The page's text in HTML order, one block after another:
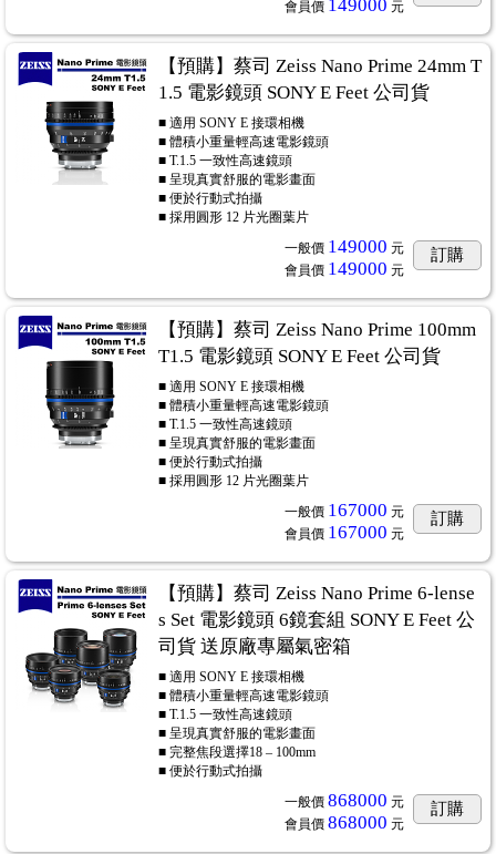
會員價 149000 元
【預購】蔡司 Zeiss Nano Prime 24mm T
1.5 電影鏡頭 SONY E Feet 公司貨
■ 適用 SONY E 接環相機
■ 體積小重量輕高速電影鏡頭
■ T.1.5 一致性高速鏡頭
■ 呈現真實舒服的電影畫面
■ 便於行動式拍攝
■ 採用圓形 12 片光圈葉片
一般價 149000 元
會員價 149000 元
訂購
【預購】蔡司 Zeiss Nano Prime 100mm
T1.5 電影鏡頭 SONY E Feet 公司貨
■ 適用 SONY E 接環相機
■ 體積小重量輕高速電影鏡頭
■ T.1.5 一致性高速鏡頭
■ 呈現真實舒服的電影畫面
■ 便於行動式拍攝
■ 採用圓形 12 片光圈葉片
一般價 167000 元
會員價 167000 元
訂購
【預購】蔡司 Zeiss Nano Prime 6-lense
s Set 電影鏡頭 6鏡套組 SONY E Feet 公
司貨 送原廠專屬氣密箱
■ 適用 SONY E 接環相機
■ 體積小重量輕高速電影鏡頭
■ T.1.5 一致性高速鏡頭
■ 呈現真實舒服的電影畫面
■ 完整焦段選擇18 – 100mm
■ 便於行動式拍攝
一般價 868000 元
會員價 868000 元
訂購